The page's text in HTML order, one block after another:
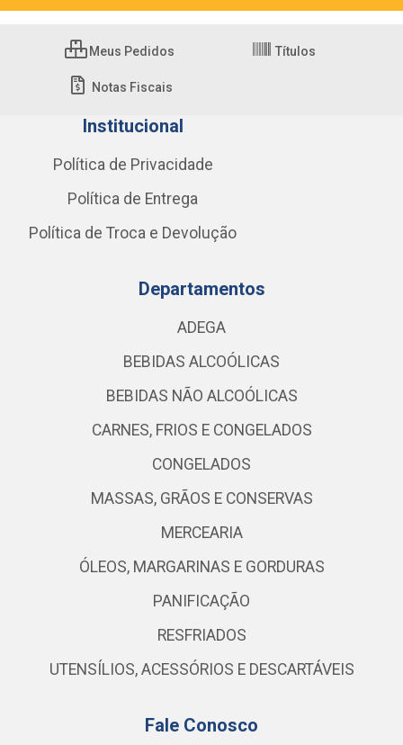
Meus Pedidos Títulos
Notas Fiscais
Institucional
Política de Privacidade
Política de Entrega
Política de Troca e Devolução
Departamentos
ADEGA
BEBIDAS ALCOÓLICAS
BEBIDAS NÃO ALCOÓLICAS
CARNES, FRIOS E CONGELADOS
CONGELADOS
MASSAS, GRÃOS E CONSERVAS
MERCEARIA
ÓLEOS, MARGARINAS E GORDURAS
PANIFICAÇÃO
RESFRIADOS
UTENSÍLIOS, ACESSÓRIOS E DESCARTÁVEIS
Fale Conosco